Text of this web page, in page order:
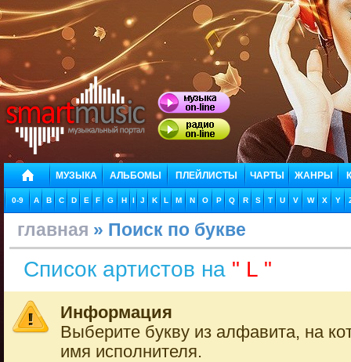
МУЗЫКА АЛЬБОМЫ ПЛЕЙЛИСТЫ ЧАРТЫ ЖАНРЫ
0-9 A B C D E F G H I J K L M N O P Q R S T U V W X Y
главная » Поиск по букве
Список артистов на " L "
Информация
Выберите букву из алфавита, на
имя исполнителя.